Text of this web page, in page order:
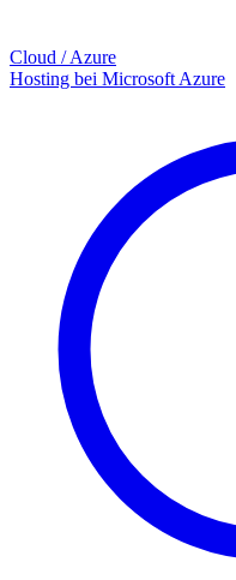
Cloud / Azure
Hosting bei Microsoft Azure